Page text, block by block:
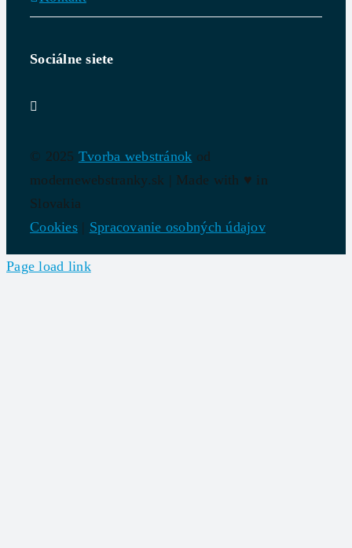
Sociálne siete
© 2025 Tvorba webstránok od
modernewebstranky.sk | Made with ♥ in
Slovakia
Cookies | Spracovanie osobných údajov
Page load link